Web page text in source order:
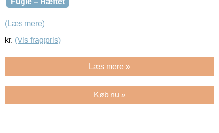
Fugle – Hæftet
(Læs mere)
kr. (Vis fragtpris)
Læs mere »
Køb nu »